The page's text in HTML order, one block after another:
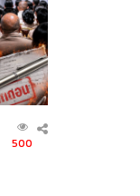
500